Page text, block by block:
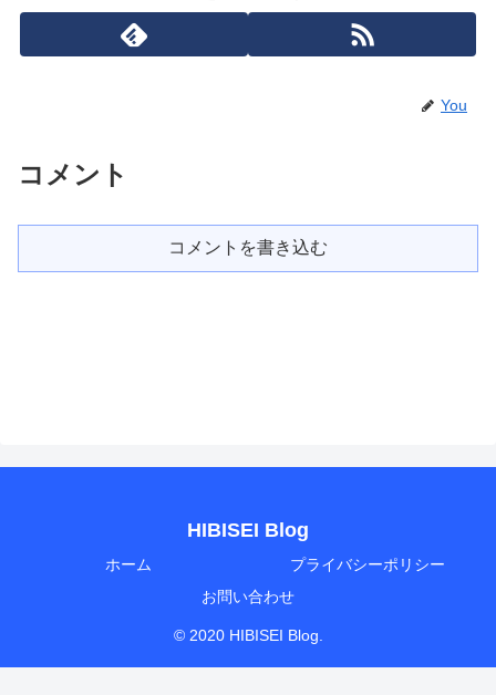
You
コメント
コメントを書き込む
HIBISEI Blog
ホーム
プライバシーポリシー
お問い合わせ
© 2020 HIBISEI Blog.